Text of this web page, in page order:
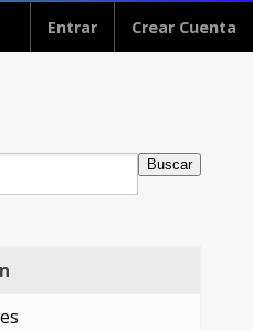
Entrar Crear Cuenta